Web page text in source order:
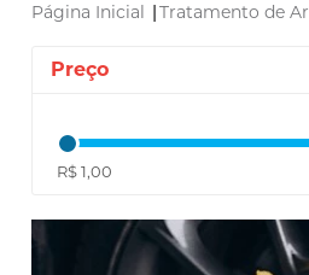
Página Inicial |Tratamento de Ar
Preço
R$ 1,00